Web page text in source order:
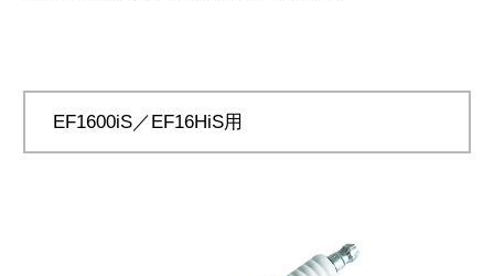
EF1600iS／EF16HiS用